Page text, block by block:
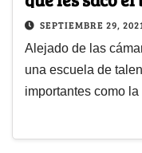
SEPTIEMBRE 29,
Alejado de las
una escuela de
importantes como